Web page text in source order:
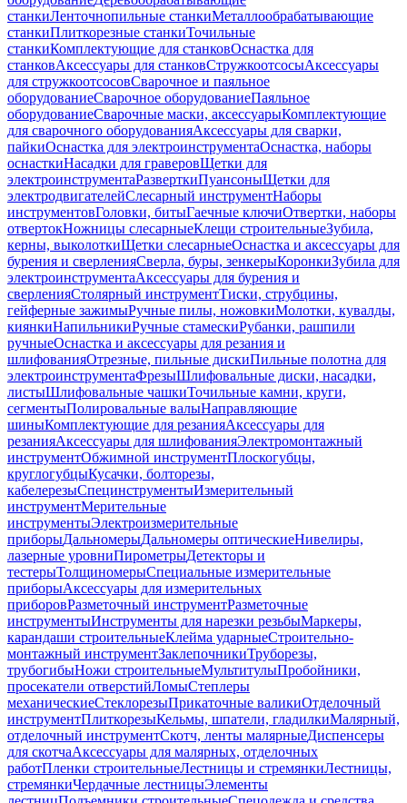
станкиЛенточнопильные станкиМеталлообрабатывающие
станкиПлиткорезные станкиТочильные
станкиКомплектующие для станковОснастка для
станковАксессуары для станковСтружкоотсосыАксессуары
для стружкоотсосовСварочное и паяльное
оборудованиеСварочное оборудованиеПаяльное
оборудованиеСварочные маски, аксессуарыКомплектующие
для сварочного оборудованияАксессуары для сварки,
пайкиОснастка для электроинструментаОснастка, наборы
оснасткиНасадки для граверовЩетки для
электроинструментаРазверткиПуансоныЩетки для
электродвигателейСлесарный инструментНаборы
инструментовГоловки, битыГаечные ключиОтвертки, наборы
отвертокНожницы слесарныеКлещи строительныеЗубила,
керны, выколоткиЩетки слесарныеОснастка и аксессуары для
бурения и сверленияСверла, буры, зенкерыКоронкиЗубила для
электроинструментаАксессуары для бурения и
сверленияСтолярный инструментТиски, струбцины,
гейферные зажимыРучные пилы, ножовкиМолотки, кувалды,
киянкиНапильникиРучные стамескиРубанки, рашпили
ручныеОснастка и аксессуары для резания и
шлифованияОтрезные, пильные дискиПильные полотна для
электроинструментаФрезыШлифовальные диски, насадки,
листыШлифовальные чашкиТочильные камни, круги,
сегментыПолировальные валыНаправляющие
шиныКомплектующие для резанияАксессуары для
резанияАксессуары для шлифованияЭлектромонтажный
инструментОбжимной инструментПлоскогубцы,
круглогубцыКусачки, болторезы,
кабелерезыСпецинструментыИзмерительный
инструментМерительные
инструментыЭлектроизмерительные
приборыДальномерыДальномеры оптическиеНивелиры,
лазерные уровниПирометрыДетекторы и
тестерыТолщиномерыСпециальные измерительные
приборыАксессуары для измерительных
приборовРазметочный инструментРазметочные
инструментыИнструменты для нарезки резьбыМаркеры,
карандаши строительныеКлейма ударныеСтроительно-
монтажный инструментЗаклепочникиТруборезы,
трубогибыНожи строительныеМультитулыПробойники,
просекатели отверстийЛомыСтеплеры
механическиеСтеклорезыПрикаточные валикиОтделочный
инструментПлиткорезыКельмы, шпатели, гладилкиМалярный,
отделочный инструментСкотч, ленты малярныеДиспенсеры
для скотчаАксессуары для малярных, отделочных
работПленки строительныеЛестницы и стремянкиЛестницы,
стремянкиЧердачные лестницыЭлементы